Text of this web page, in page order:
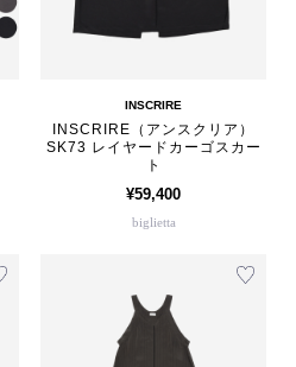
INSCRIRE
INSCRIRE（アンスクリア）
SK73 レイヤードカーゴスカー
ト
¥59,400
biglietta